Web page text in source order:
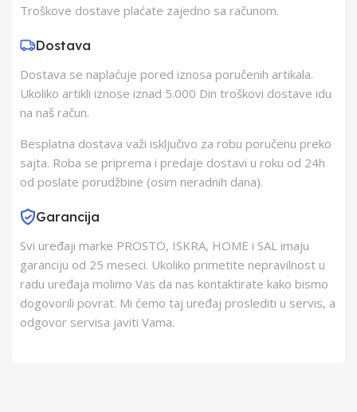
Zemlja Uvoza
Barkod 8606028180322
Troškove dostave plaćate zajedno sa računom.
Dostava
Dostava se naplaćuje pored iznosa poručenih artikala.
Ukoliko artikli iznose iznad 5.000 Din troškovi dostave idu
na naš račun.
Besplatna dostava važi isključivo za robu poručenu preko
sajta. Roba se priprema i predaje dostavi u roku od 24h
od poslate porudžbine (osim neradnih dana).
Garancija
Svi uređaji marke PROSTO, ISKRA, HOME i SAL imaju
garanciju od 25 meseci. Ukoliko primetite nepravilnost u
radu uređaja molimo Vas da nas kontaktirate kako bismo
dogovorili povrat. Mi ćemo taj uređaj proslediti u servis, a
odgovor servisa javiti Vama.